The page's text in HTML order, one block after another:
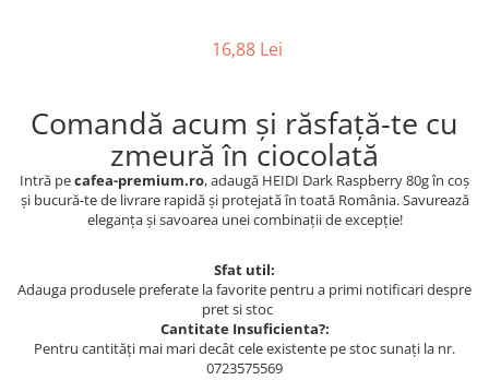
16,88 Lei
Comandă acum și răsfață-te cu
zmeură în ciocolată
Intră pecafea-premium.ro, adaugă HEIDI Dark Raspberry 80g în coș
și bucură-te de livrare rapidă și protejată în toată România. Savurează
eleganța și savoarea unei combinații de excepție!
Sfat util:
Adauga produsele preferate la favorite pentru a primi notificari despre
pret si stoc
Cantitate Insuficienta?:
Pentru cantități mai mari decât cele existente pe stoc sunați la nr.
0723575569